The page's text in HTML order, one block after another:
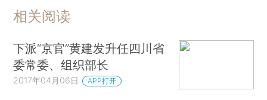
相关阅读
下派“京官”黄建发升任四川省
委常委、组织部长
2017年04月06日 APP打开